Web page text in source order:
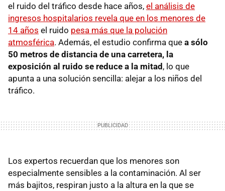
el ruido del tráfico desde hace años, el análisis de
ingresos hospitalarios revela que en los menores de
14 años el ruido pesa más que la polución
atmosférica. Además, el estudio confirma que a sólo
50 metros de distancia de una carretera, la
exposición al ruido se reduce a la mitad , lo que
apunta a una solución sencilla: alejar a los niños del
tráfico.
Los expertos recuerdan que los menores son
especialmente sensibles a la contaminación. Al ser
más bajitos, respiran justo a la altura en la que se